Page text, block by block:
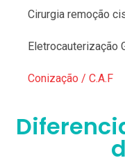
Cirurgia remoção
Eletrocauterização
Conização / C.A.F